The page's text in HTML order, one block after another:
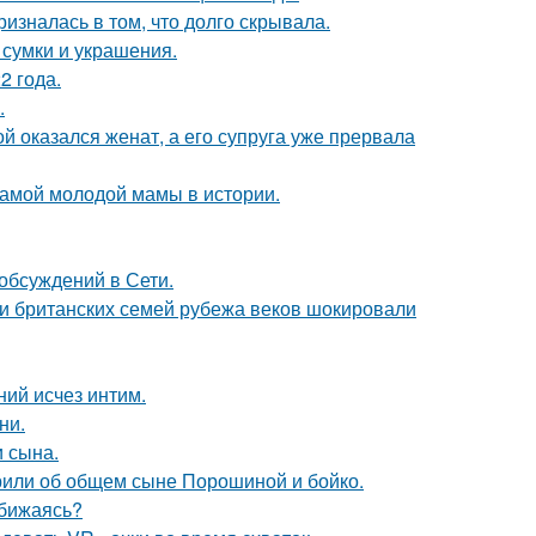
в том, что долго скрывала.
и украшения.
года.
женат, а его супруга уже прервала
молодой мамы в истории.
в Сети.
британских семей рубежа веков шокировали
исчез интим.
сына.
об общем сыне Порошиной и бойко.